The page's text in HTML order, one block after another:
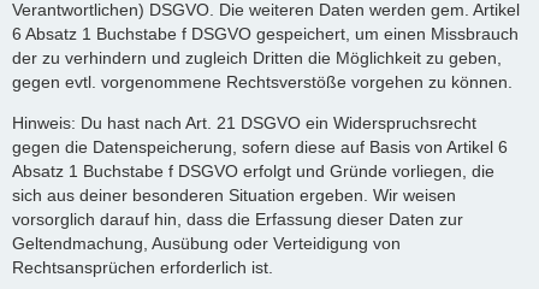
Verantwortlichen) DSGVO. Die weiteren Daten werden gem. Artikel
6 Absatz 1 Buchstabe f DSGVO gespeichert, um einen Missbrauch
der zu verhindern und zugleich Dritten die Möglichkeit zu geben,
gegen evtl. vorgenommene Rechtsverstöße vorgehen zu können.
Hinweis: Du hast nach Art. 21 DSGVO ein Widerspruchsrecht
gegen die Datenspeicherung, sofern diese auf Basis von Artikel 6
Absatz 1 Buchstabe f DSGVO erfolgt und Gründe vorliegen, die
sich aus deiner besonderen Situation ergeben. Wir weisen
vorsorglich darauf hin, dass die Erfassung dieser Daten zur
Geltendmachung, Ausübung oder Verteidigung von
Rechtsansprüchen erforderlich ist.